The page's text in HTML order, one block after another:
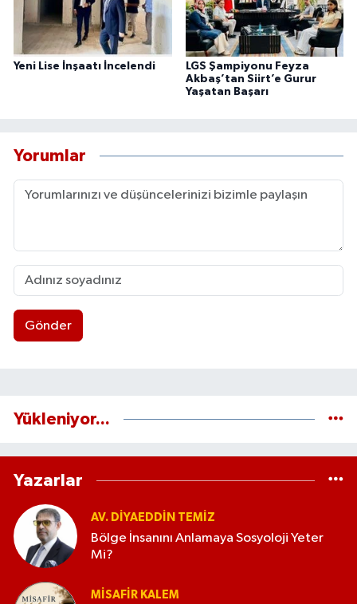
Yeni Lise İnşaatı İncelendi
LGS Şampiyonu Feyza
Akbaş’tan Siirt’e Gurur
Yaşatan Başarı
Yorumlar
Gönder
Yükleniyor...
Yazarlar
AV. DIYAEDDIN TEMIZ
Bölge İnsanını Anlamaya Sosyoloji Yeter
Mi?
MISAFIR KALEM